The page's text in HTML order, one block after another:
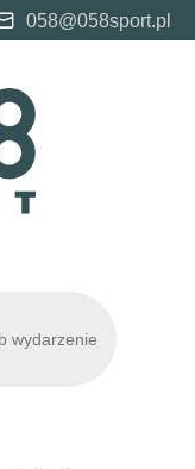
058@058sport.pl